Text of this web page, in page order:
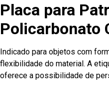
Placa para
Policarbonato
Indicado para objetos com
flexibilidade do material. A
oferece a possibilidade de